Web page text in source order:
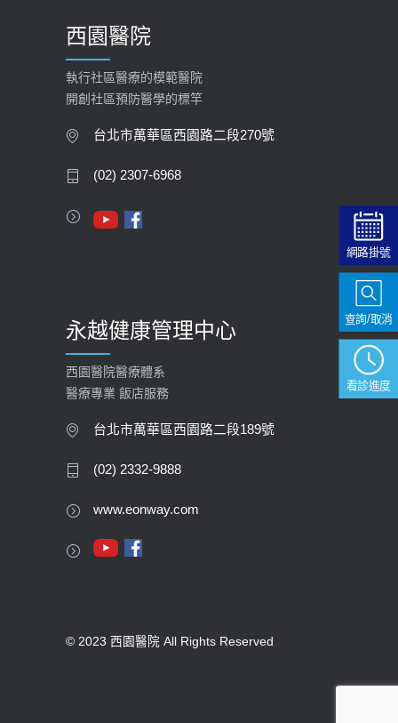
【快速肝癌篩檢MRI】新檢查服務
2026-02-06
大吃大喝、肥胖害到膽囊！膽結石、
膽息肉如何處理？
2023-09-27
西園醫院
執行社區醫療的模範醫院
開創社區預防醫學的標竿
台北市萬華區西園路二段270號
(02) 2307-6968
永越健康管理中心
西園醫院醫療體系
醫療專業 飯店服務
台北市萬華區西園路二段189號
(02) 2332-9888
www.eonway.com
© 2023 西園醫院 All Rights Reserved
網路掛號
看診進度
查詢/取消